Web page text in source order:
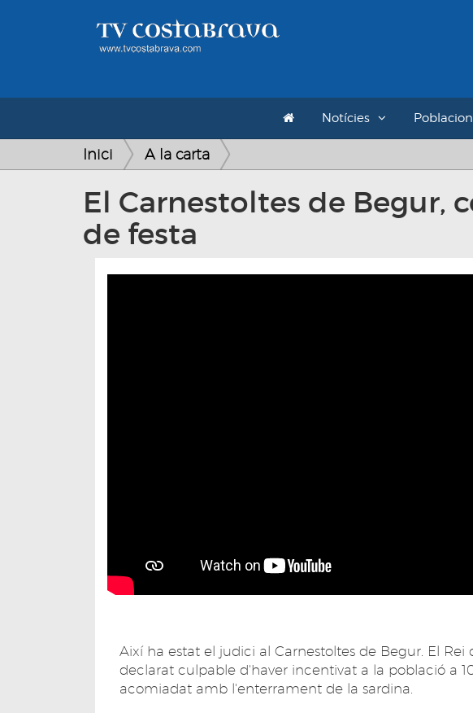
Notícies
Inici A la carta
El Carnestoltes de Begur,
de festa
Així ha estat el judici al Carnestoltes de Begur. El Rei
declarat culpable d'haver incentivat a la població a
acomiadat amb l'enterrament de la sardina.